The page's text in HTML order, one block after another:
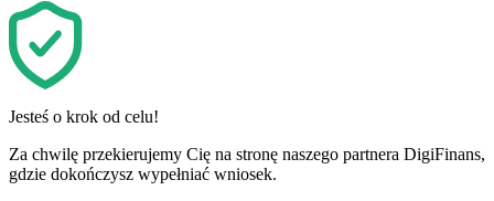
Jesteś o krok od celu!
Za chwilę przekierujemy Cię na stronę naszego partnera DigiFinans,
gdzie dokończysz wypełniać wniosek.